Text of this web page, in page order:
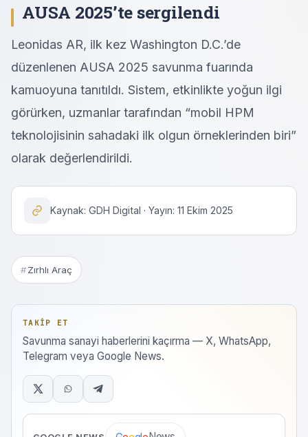
AUSA 2025’te sergilendi
Leonidas AR, ilk kez Washington D.C.’de
düzenlenen AUSA 2025 savunma fuarında
kamuoyuna tanıtıldı. Sistem, etkinlikte yoğun ilgi
görürken, uzmanlar tarafından “mobil HPM
teknolojisinin sahadaki ilk olgun örneklerinden biri”
olarak değerlendirildi.
Kaynak: GDH Digital · Yayın: 11 Ekim 2025
Zırhlı Araç
TAKIP ET
Savunma sanayi haberlerini kaçırma — X, WhatsApp,
Telegram veya Google News.